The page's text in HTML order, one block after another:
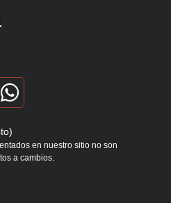
en nuestro sitio no son
a cambios.